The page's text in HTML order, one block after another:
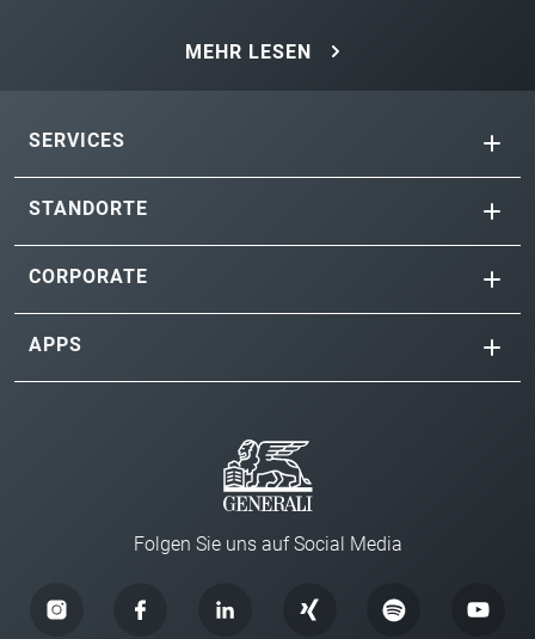
MEHR LESEN
SERVICES
STANDORTE
CORPORATE
APPS
Folgen Sie uns auf Social Media